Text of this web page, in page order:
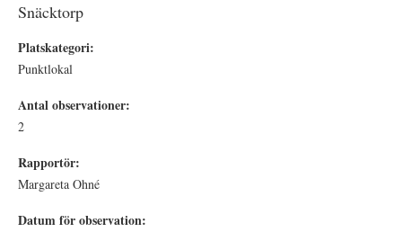
Snäcktorp
Platskategori:
Punktlokal
Antal observationer:
2
Rapportör:
Margareta Ohné
Datum för observation: